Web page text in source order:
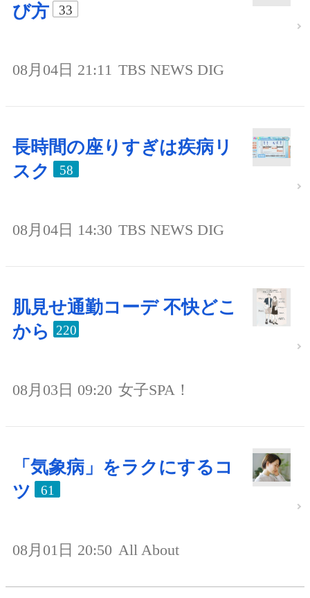
び方
33
08月04日 21:11 TBS NEWS DIG
長時間の座りすぎは疾病リ
スク
58
08月04日 14:30 TBS NEWS DIG
肌見せ通勤コーデ 不快どこ
から
220
08月03日 09:20 女子SPA！
「気象病」をラクにするコ
ツ
61
08月01日 20:50 All About